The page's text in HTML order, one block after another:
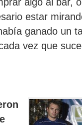
estar
ganado un
vez que